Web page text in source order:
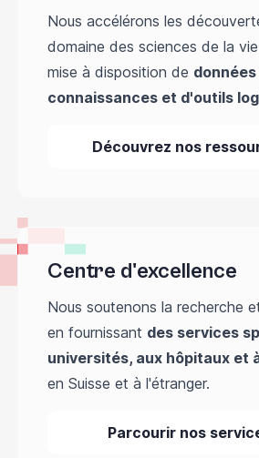
Nous accélérons les
domaine des sciences de la
mise à disposition de
connaissances et d'outils
Découvrez nos
Centre d'excellence
Nous soutenons la recherche
en fournissant des services
universités, aux hôpitaux et
en Suisse et à l'étranger.
Parcourir nos